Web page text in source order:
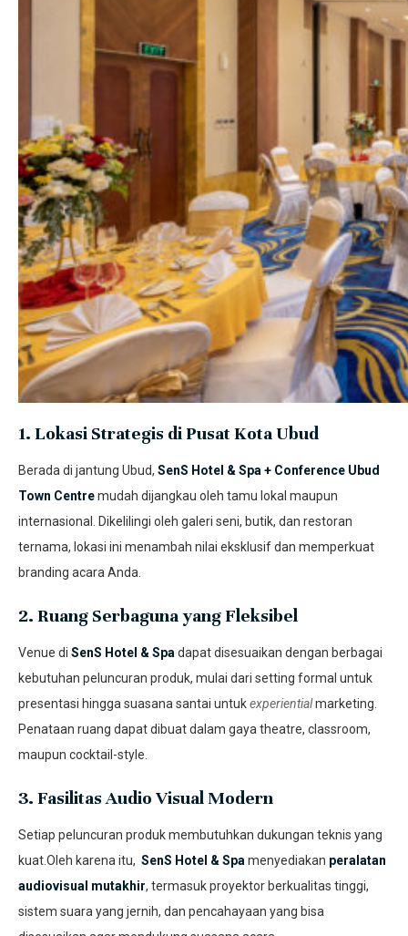
1. Lokasi Strategis di Pusat Kota Ubud
Berada di jantung Ubud, SenS Hotel & Spa + Conference Ubud
Town Centremudah dijangkau oleh tamu lokal maupun
internasional. Dikelilingi oleh galeri seni, butik, dan restoran
ternama, lokasi ini menambah nilai eksklusif dan memperkuat
branding acara Anda.
2. Ruang Serbaguna yang Fleksibel
Venue di SenS Hotel & Spa dapat disesuaikan dengan berbagai
kebutuhan peluncuran produk, mulai dari setting formal untuk
presentasi hingga suasana santai untukexperientialmarketing.
Penataan ruang dapat dibuat dalam gaya theatre, classroom,
maupun cocktail-style.
3. Fasilitas Audio Visual Modern
Setiap peluncuran produk membutuhkan dukungan teknis yang
kuat.Oleh karena itu, SenS Hotel & Spa menyediakan peralatan
audiovisual mutakhir, termasuk proyektor berkualitas tinggi,
sistem suara yang jernih, dan pencahayaan yang bisa